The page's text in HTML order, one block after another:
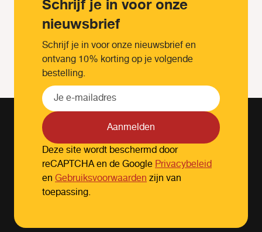
Schrijf je in voor onze
nieuwsbrief
Schrijf je in voor onze nieuwsbrief en
ontvang 10% korting op je volgende
bestelling.
Aanmelden
Deze site wordt beschermd door
reCAPTCHA en de GooglePrivacybeleid
en Gebruiksvoorwaardenzijn van
toepassing.